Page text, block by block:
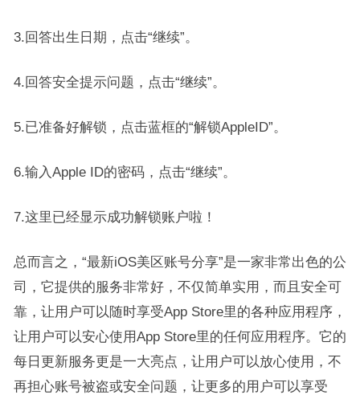
3.回答出生日期，点击“继续”。
4.回答安全提示问题，点击“继续”。
5.已准备好解锁，点击蓝框的“解锁AppleID”。
6.输入Apple ID的密码，点击“继续”。
7.这里已经显示成功解锁账户啦！
总而言之，“最新iOS美区账号分享”是一家非常出色的公
司，它提供的服务非常好，不仅简单实用，而且安全可
靠，让用户可以随时享受App Store里的各种应用程序，
让用户可以安心使用App Store里的任何应用程序。它的
每日更新服务更是一大亮点，让用户可以放心使用，不
再担心账号被盗或安全问题，让更多的用户可以享受